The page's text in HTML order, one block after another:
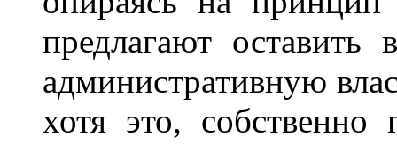
предлагают
административную
хотя это,